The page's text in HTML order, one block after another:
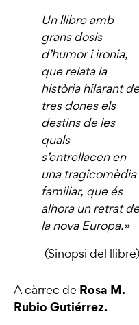
Un llibre amb
grans dosis
d’humor i ironia,
que relata la
història hilarant de
tres dones els
destins de les
quals
s’entrellacen en
una tragicomèdia
familiar, que és
alhora un retrat de
la nova Europa.»
(Sinopsi del llibre)
A càrrec de Rosa M.
Rubio Gutiérrez.